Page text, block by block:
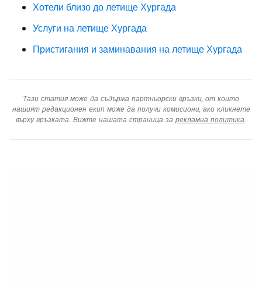
Хотели близо до летище Хургада
Услуги на летище Хургада
Пристигания и заминавания на летище Хургада
Тази статия може да съдържа партньорски връзки, от които
нашият редакционен екип може да получи комисиони, ако кликнете
върху връзката. Вижте нашата страница за рекламна политика.